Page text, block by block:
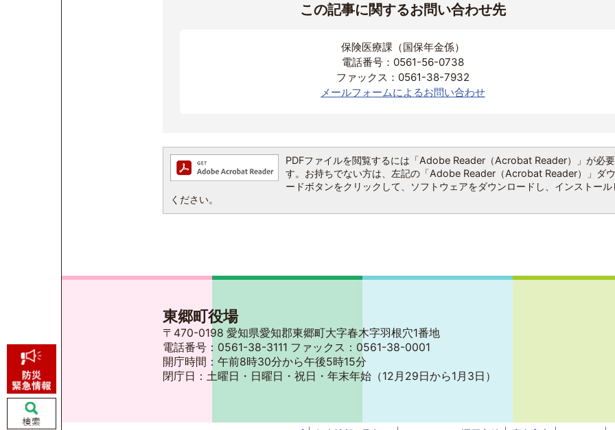
この記事に関するお問い合わせ先
保険医療課（国保年金係）
電話番号：0561-56-0738
ファックス：0561-38-7932
メールフォームによるお問い合わせ
PDFファイルを閲覧するには「Adobe Reader（Acrobat Reader）」が必
す。お持ちでない方は、左記の「Adobe Reader（Acrobat Reader）」ダ
ードボタンをクリックして、ソフトウェアをダウンロードし、インストール
ください。
東郷町役場
〒470-0198 愛知県愛知郡東郷町大字春木字羽根穴1番地
電話番号：0561-38-3111 ファックス：0561-38-0001
開庁時間：午前8時30分から午後5時15分
閉庁日：土曜日・日曜日・祝日・年末年始 （12月29日から1月3日）